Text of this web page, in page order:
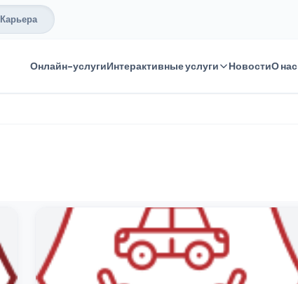
Карьера
Онлайн-услугиИнтерактивные услуги НовостиО нас